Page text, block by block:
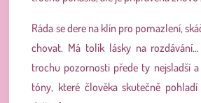
Ráda se dere na klín pro pomazlení,
chovat. Má tolik lásky na
trochu pozornosti přede ty nejsladší
tóny, které člověka skutečně